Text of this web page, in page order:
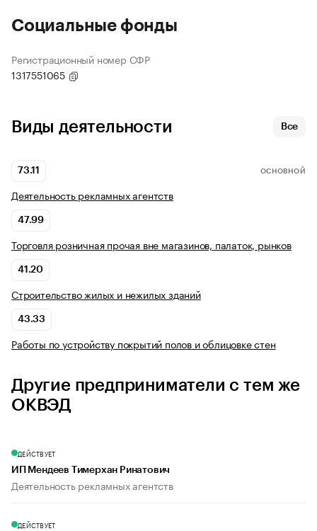
Социальные фонды
Регистрационный номер СФР
1317551065
Виды деятельности Все
73.11 ОСНОВНОЙ
Деятельность рекламных агентств
47.99
Торговля розничная прочая вне магазинов, палаток, рынков
41.20
Строительство жилых и нежилых зданий
43.33
Работы по устройству покрытий полов и облицовке стен
Другие предприниматели с тем же
ОКВЭД
ДЕЙСТВУЕТ
ИП Мендеев Тимерхан Ринатович
Деятельность рекламных агентств
ДЕЙСТВУЕТ